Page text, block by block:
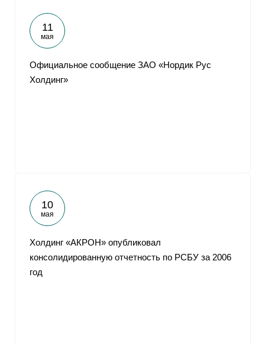
11
мая
Официальное сообщение ЗАО «Нордик Рус
Холдинг»
10
мая
Холдинг «АКРОН» опубликовал
консолидированную отчетность по РСБУ за 2006
год